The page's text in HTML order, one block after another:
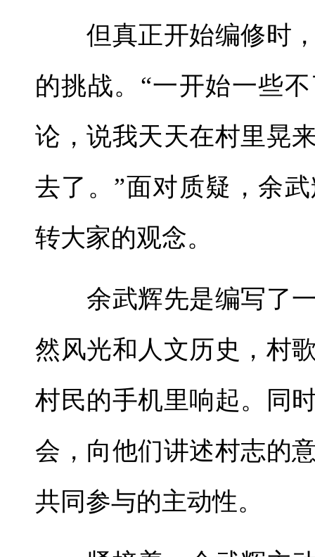
但真正开始编修时，
的挑战。“一开始一些
论，说我天天在村里晃
去了。”面对质疑，余
转大家的观念。
余武辉先是编写了一
然风光和人文历史，村
村民的手机里响起。同
会，向他们讲述村志的
共同参与的主动性。